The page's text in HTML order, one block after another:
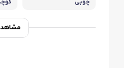
تابه وک
چوبی